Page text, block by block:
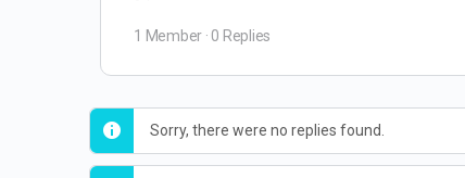
1 Member · 0 Replies
Sorry, there were no replies found.